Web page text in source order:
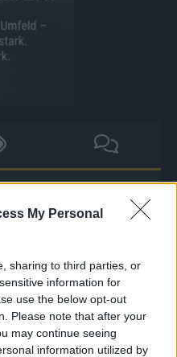
My Personal
sharing to third parties, or
information for
use the below opt-out
Please note that after your
may continue seeing
information utilized by
gesungen
Muuhnika kehrt mit
Rave-Ioli berührt